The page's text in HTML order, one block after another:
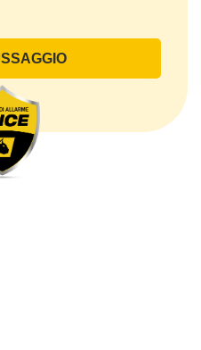
necessari ai fini della
Con riferimento a
per
fisiche sono
mentre le persone
escluse
GDPR (artt. 1 e 4 del